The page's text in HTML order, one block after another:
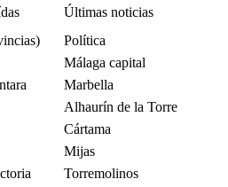
Últimas noticias
Política
Málaga capital
Marbella
Alhaurín de la Torre
Cártama
Mijas
Torremolinos